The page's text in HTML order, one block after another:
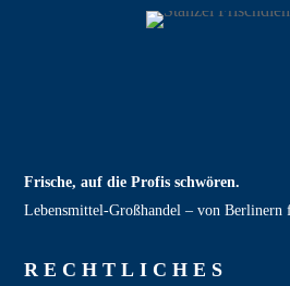
Frische, auf die Profis schwören.
Lebensmittel‑Großhandel – von
RECHT­LICHES